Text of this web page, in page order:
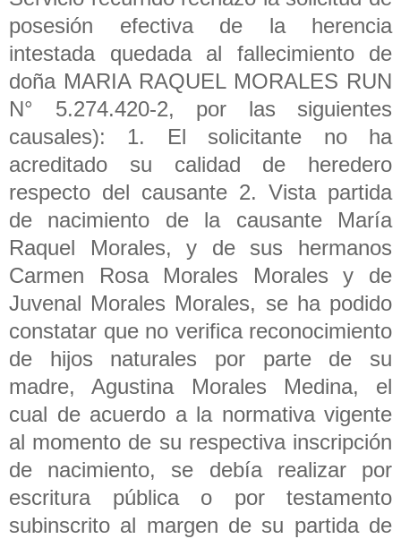
posesión efectiva de la herencia
intestada quedada al fallecimiento de
doña MARIA RAQUEL MORALES RUN
N° 5.274.420-2, por las siguientes
causales): 1. El solicitante no ha
acreditado su calidad de heredero
respecto del causante 2. Vista partida
de nacimiento de la causante María
Raquel Morales, y de sus hermanos
Carmen Rosa Morales Morales y de
Juvenal Morales Morales, se ha podido
constatar que no verifica reconocimiento
de hijos naturales por parte de su
madre, Agustina Morales Medina, el
cual de acuerdo a la normativa vigente
al momento de su respectiva inscripción
de nacimiento, se debía realizar por
escritura pública o por testamento
subinscrito al margen de su partida de